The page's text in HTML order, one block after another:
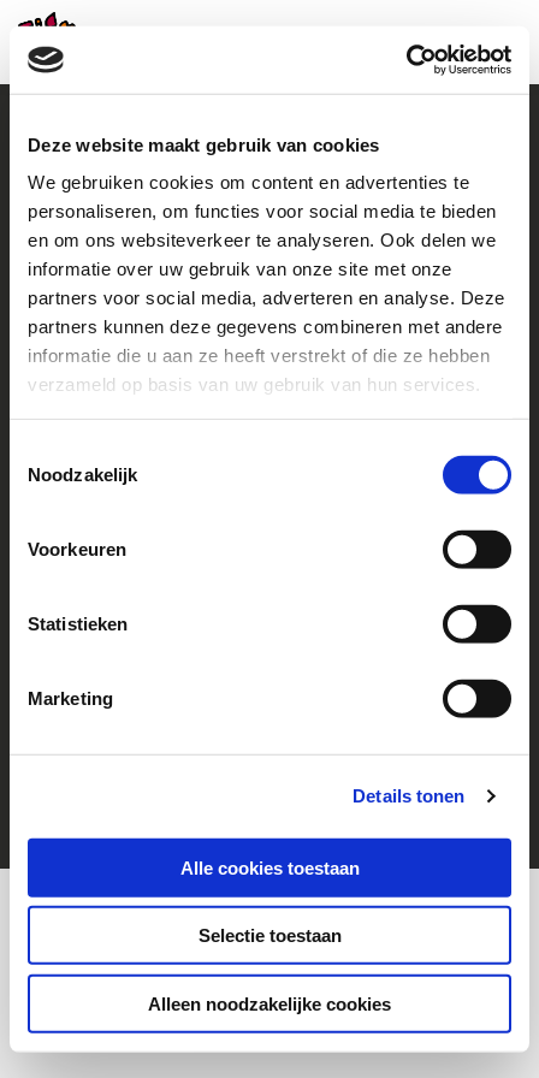
Deze website maakt gebruik van cookies
We gebruiken cookies om content en advertenties te
personaliseren, om functies voor social media te bieden
en om ons websiteverkeer te analyseren. Ook delen we
informatie over uw gebruik van onze site met onze
partners voor social media, adverteren en analyse. Deze
partners kunnen deze gegevens combineren met andere
informatie die u aan ze heeft verstrekt of die ze hebben
verzameld op basis van uw gebruik van hun services.
Noodzakelijk
Voorkeuren
Statistieken
Marketing
Details tonen
Alle cookies toestaan
Selectie toestaan
Alleen noodzakelijke cookies
Contact
+31 (0)38 460 46 48
howto@helpachild.org
Facebook
LinkedIn
Go to
Contact us